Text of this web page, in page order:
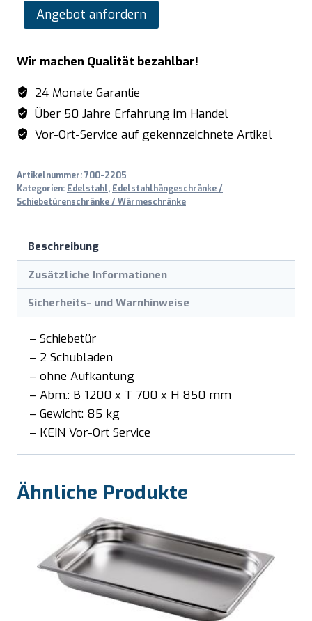
SARO
Schiebetürenschrank
2
Schubladen,
1200X700mm
Menge
Angebot anfordern
Wir machen Qualität bezahlbar!
24 Monate Garantie
Über 50 Jahre Erfahrung im Handel
Vor-Ort-Service auf gekennzeichnete Artikel
Artikelnummer:700-2205
Kategorien: Edelstahl, Edelstahlhängeschränke /
Schiebetürenschränke / Wärmeschränke
Beschreibung
Zusätzliche Informationen
Sicherheits- und Warnhinweise
– Schiebetür
– 2 Schubladen
– ohne Aufkantung
– Abm.: B 1200 x T 700 x H 850 mm
– Gewicht: 85 kg
– KEIN Vor-Ort Service
Ähnliche Produkte